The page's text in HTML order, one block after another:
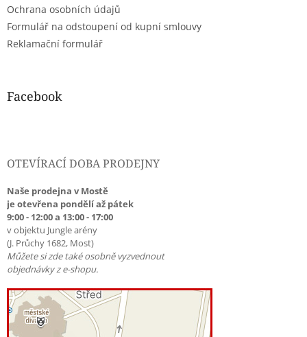
Ochrana osobních údajů
Formulář na odstoupení od kupní smlouvy
Reklamační formulář
Facebook
OTEVÍRACÍ DOBA PRODEJNY
Naše prodejna v Mostě
je otevřena pondělí až pátek
9:00 - 12:00 a 13:00 - 17:00
v objektu Jungle arény
(J. Průchy 1682, Most)
Můžete si zde také osobně vyzvednout
objednávky z e-shopu.